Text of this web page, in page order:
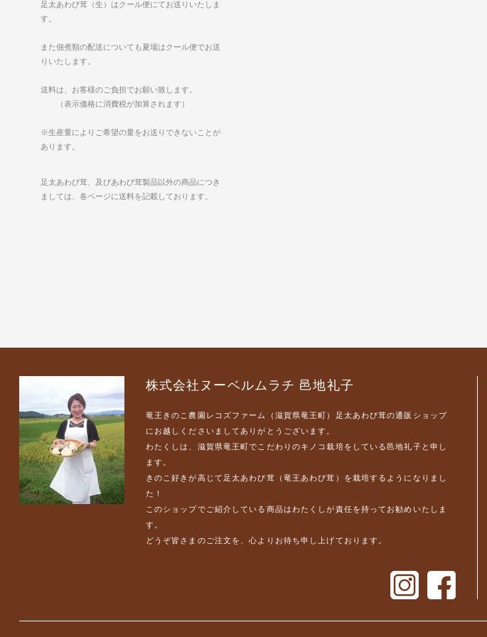
足太あわび茸（生）はクール便にてお送りいたしま
す。
また佃煮類の配送についても夏場はクール便でお送
りいたします。
送料は、お客様のご負担でお願い致します。
（表示価格に消費税が加算されます）
※生産量によりご希望の量をお送りできないことが
あります。
足太あわび茸、及びあわび茸製品以外の商品につき
ましては、各ページに送料を記載しております。
株式会社ヌーベルムラチ 邑地礼子
竜王きのこ農園レコズファーム（滋賀県竜王町）足太あわび茸の通販ショップ
にお越しくださいましてありがとうございます。
わたくしは、滋賀県竜王町でこだわりのキノコ栽培をしている邑地礼子と申し
ます。
きのこ好きが高じて足太あわび茸（竜王あわび茸）を栽培するようになりまし
た！
このショップでご紹介している商品はわたくしが責任を持ってお勧めいたしま
す。
どうぞ皆さまのご注文を、心よりお待ち申し上げております。